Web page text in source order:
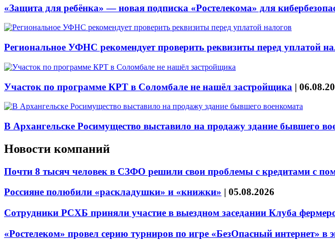
«Защита для ребёнка» — новая подписка «Ростелекома» для
Региональное УФНС рекомендует проверить реквизиты перед уплатой
Участок по программе КРТ в Соломбале не нашёл застройщика |
В Архангельске Росимущество выставило на продажу здание бывшего
Новости компаний
Почти 8 тысяч человек в СЗФО решили свои проблемы с кредитами с
Россияне полюбили «раскладушки» и «книжки» | 05.08.2026
Сотрудники РСХБ приняли участие в выездном заседании Клуба
«Ростелеком» провел серию турниров по игре «БезОпасный интернет» в